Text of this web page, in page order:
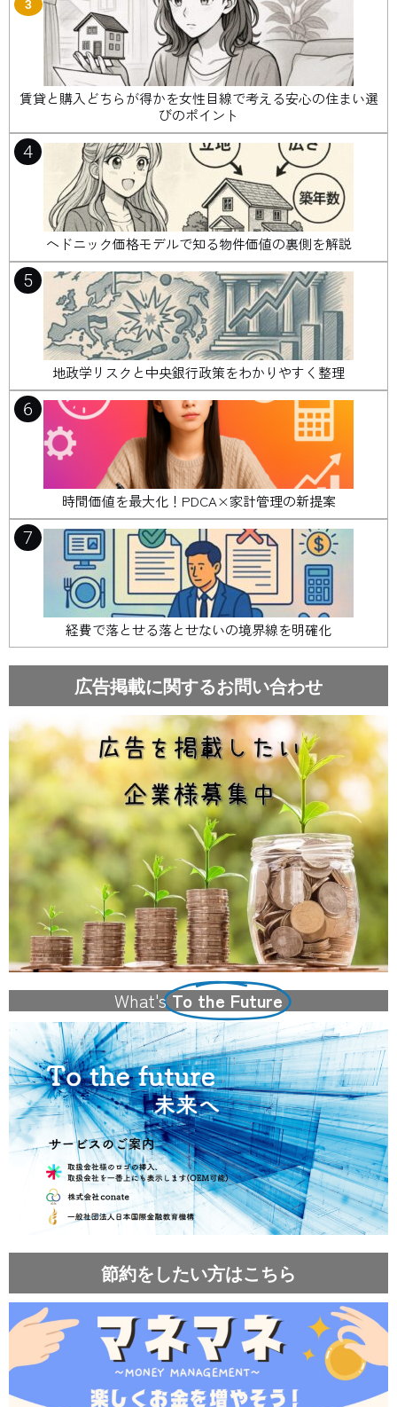
3
賃貸と購入どちらが得かを女性目線で考える安心の住まい選
びのポイント
4
ヘドニック価格モデルで知る物件価値の裏側を解説
5
地政学リスクと中央銀行政策をわかりやすく整理
6
時間価値を最大化！PDCA×家計管理の新提案
7
経費で落とせる落とせないの境界線を明確化
広告掲載に関するお問い合わせ
What's To the Future
節約をしたい方はこちら